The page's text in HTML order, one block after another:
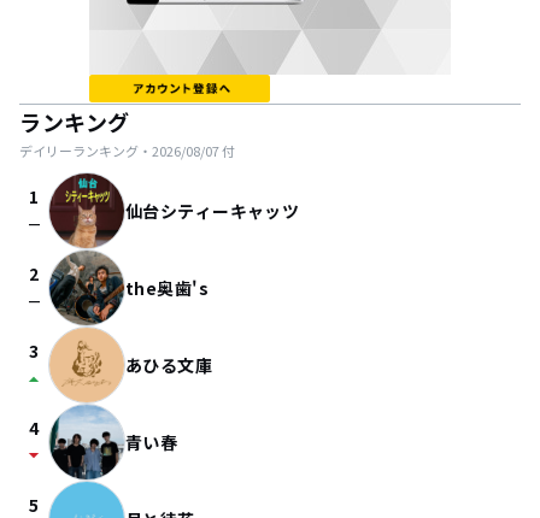
ランキング
デイリーランキング・ 2026/08/07付
1
check_indeterminate_small 仙台シティーキャッツ
2
check_indeterminate_small the奥歯's
3
arrow_drop_up あひる文庫
4
arrow_drop_down 青い春
5